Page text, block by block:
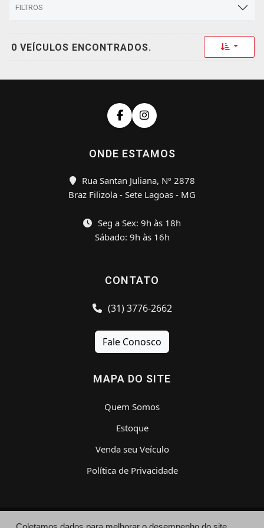
FILTROS
0 VEÍCULOS ENCONTRADOS. Toggle
ONDE ESTAMOS
Rua Santan Juliana, Nº 2878
Braz Filizola - Sete Lagoas - MG
Seg a Sex: 9h às 18h
Sábado: 9h às 16h
CONTATO
(31) 3776-2662
Fale Conosco
MAPA DO SITE
Quem Somos
Estoque
Venda seu Veículo
Política de Privacidade